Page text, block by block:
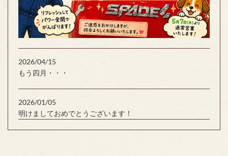
2026/04/15
もう四月・・・
2026/01/05
明けましておめでとうございます！